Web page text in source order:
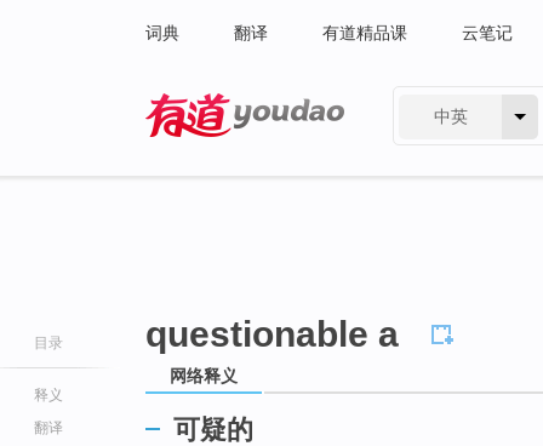
词典 翻译 有道精品课 云笔记
中英
目录
释义
翻译
questionable a
网络释义
可疑的